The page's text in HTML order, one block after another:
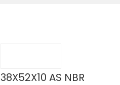
38X52X10 AS NBR